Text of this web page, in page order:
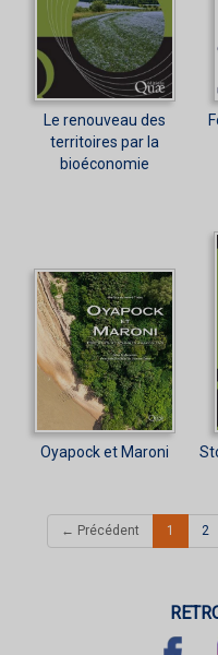
Le renouveau des
territoires par la
bioéconomie
Oyapock et Maroni
← Précédent 1 (current)
2